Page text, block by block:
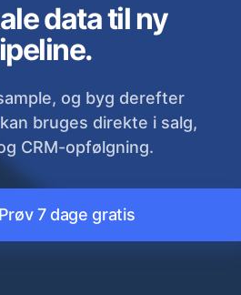
data til ny
og byg derefter
bruges direkte i salg,
CRM-opfølgning.
Prøv 7 dage gratis